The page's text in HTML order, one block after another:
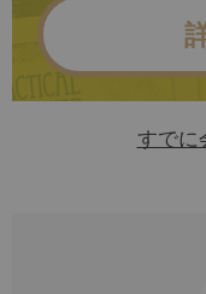
すでに